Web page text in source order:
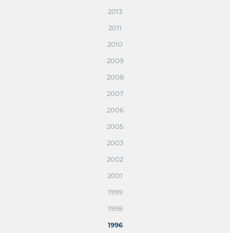
2013
2011
2010
2009
2008
2007
2006
2005
2003
2002
2001
1999
1998
1996